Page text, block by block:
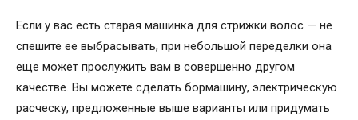
Если у вас есть старая машинка для стрижки волос — не
спешите ее выбрасывать, при небольшой переделки она
еще может прослужить вам в совершенно другом
качестве. Вы можете сделать бормашину, электрическую
расческу, предложенные выше варианты или придумать